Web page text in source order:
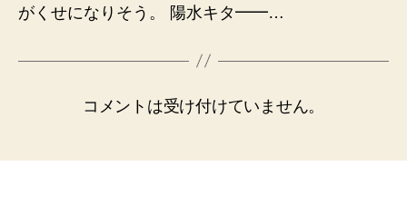
がくせになりそう。 陽水キタ━━…
コメントは受け付けていません。